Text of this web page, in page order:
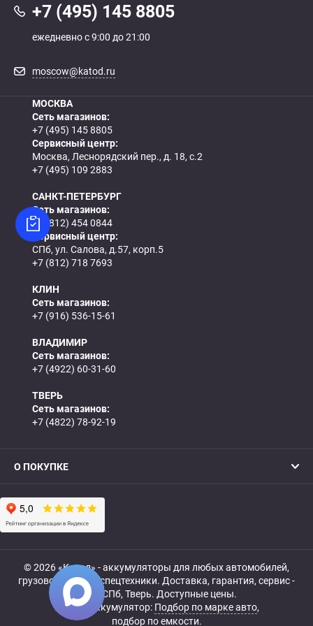
+7 (495) 145 8805
ежедневно с 9:00 до 21:00
moscow@katod.ru
МОСКВА
Сеть магазинов:
+7 (495) 145 8805
Сервисный центр:
Москва, Леснорядский пер., д. 18, с.2
+7 (495) 109 2883
САНКТ-ПЕТЕРБУРГ
Сеть магазинов:
+7 (812) 454 0844
Сервисный центр:
СПб, ул. Салова, д.57, корп.5
+7 (812) 718 7693
КЛИН
Сеть магазинов:
+7 (916) 536-15-61
ВЛАДИМИР
Сеть магазинов:
+7 (4922) 60-31-60
ТВЕРЬ
Сеть магазинов:
+7 (4822) 78-92-19
О ПОКУПКЕ
© 2026 «Катод» - аккумуляторы для любых автомобилей,
грузовой, мото- и спецтехники. Доставка, гарантия, сервис -
МСК, СПб, Тверь. Доступные цены.
Купить аккумулятор: Подбор по марке авто,
подбор по емкости.